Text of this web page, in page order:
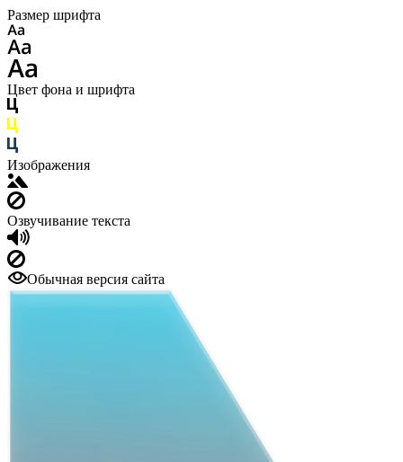
Размер шрифта
Цвет фона и шрифта
Изображения
Озвучивание текста
Обычная версия сайта